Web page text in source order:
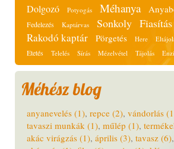
Dolgozó Potyogás Méhanya
Fedelezés Kaptárvas Sonkoly Fiasítás
Rakodó kaptár Pörgetés Here
Etetés Telelés Sírás Mézelvétel Tájolás
Méhész blog
anyanevelés (1), repce (2), vándorlás
tavaszi munkák (1), műlép (1),
akác virágzás (1), április (3), tavasz (6),